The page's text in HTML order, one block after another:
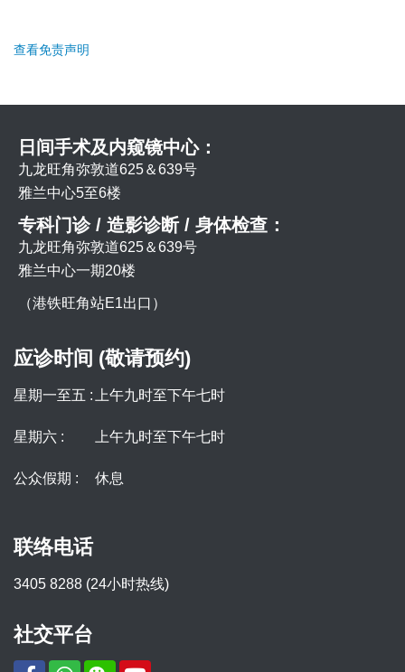
查看免责声明
日间手术及内窥镜中心：
九龙旺角弥敦道625＆639号
雅兰中心5至6楼
专科门诊 / 造影诊断 / 身体检查：
九龙旺角弥敦道625＆639号
雅兰中心一期20楼
（港铁旺角站E1出口）
应诊时间 (敬请预约)
星期一至五 : 上午九时至下午七时
星期六 : 上午九时至下午七时
公众假期 : 休息
联络电话
3405 8288 (24小时热线)
社交平台